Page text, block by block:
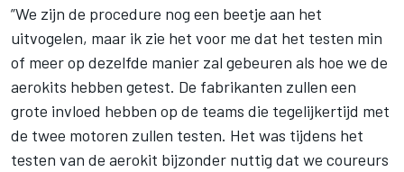
”We zijn de procedure nog een beetje aan het
uitvogelen, maar ik zie het voor me dat het testen min
of meer op dezelfde manier zal gebeuren als hoe we de
aerokits hebben getest. De fabrikanten zullen een
grote invloed hebben op de teams die tegelijkertijd met
de twee motoren zullen testen. Het was tijdens het
testen van de aerokit bijzonder nuttig dat we coureurs